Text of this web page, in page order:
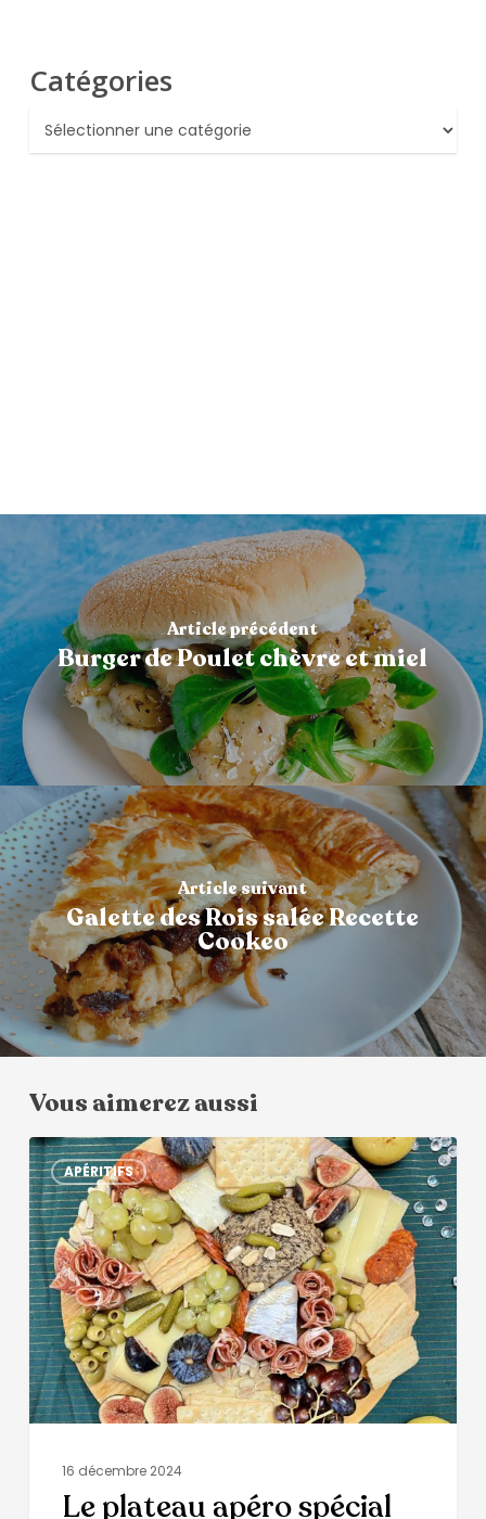
Catégories
Catégories
Article précédent
Burger de Poulet chèvre et miel
Article suivant
Galette des Rois salée Recette
Cookeo
Vous aimerez aussi
APÉRITIFS
16 décembre 2024
Le plateau apéro spécial